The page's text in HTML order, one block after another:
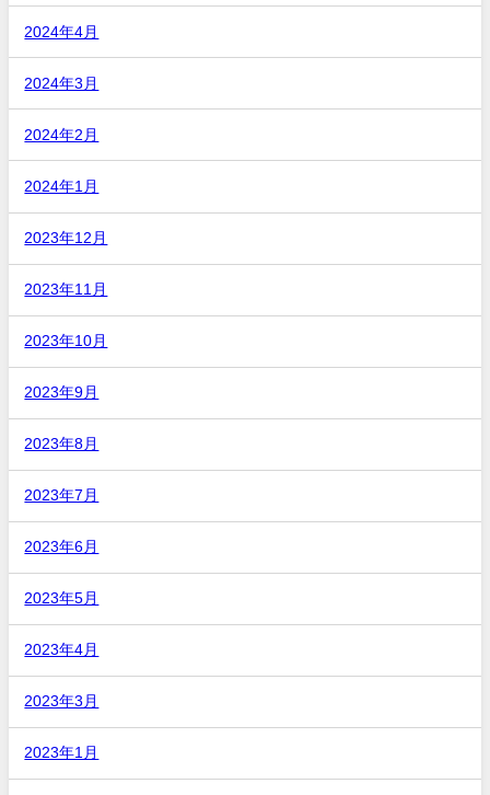
2024年4月
2024年3月
2024年2月
2024年1月
2023年12月
2023年11月
2023年10月
2023年9月
2023年8月
2023年7月
2023年6月
2023年5月
2023年4月
2023年3月
2023年1月